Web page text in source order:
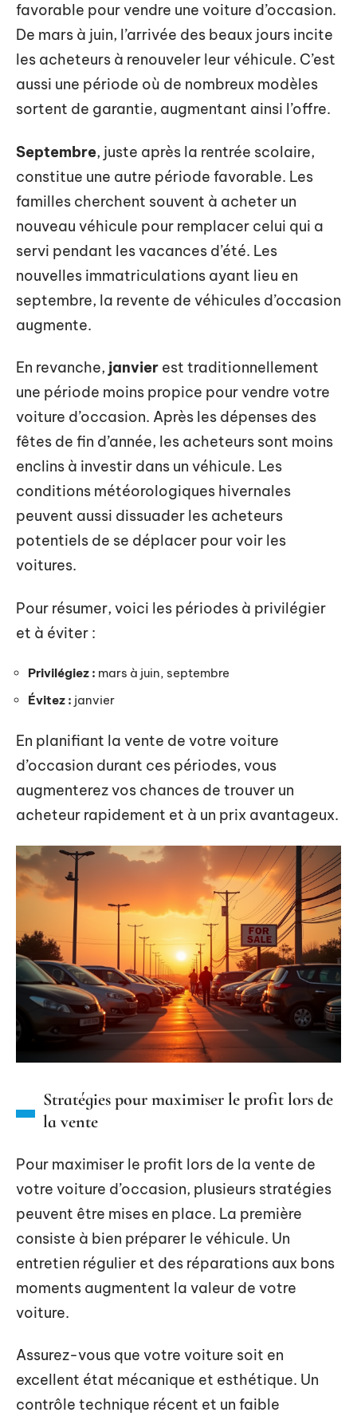
favorable pour vendre une voiture d’occasion.
De mars à juin, l’arrivée des beaux jours incite
les acheteurs à renouveler leur véhicule. C’est
aussi une période où de nombreux modèles
sortent de garantie, augmentant ainsi l’offre.
Septembre, juste après la rentrée scolaire,
constitue une autre période favorable. Les
familles cherchent souvent à acheter un
nouveau véhicule pour remplacer celui qui a
servi pendant les vacances d’été. Les
nouvelles immatriculations ayant lieu en
septembre, la revente de véhicules d’occasion
augmente.
En revanche, janvier est traditionnellement
une période moins propice pour vendre votre
voiture d’occasion. Après les dépenses des
fêtes de fin d’année, les acheteurs sont moins
enclins à investir dans un véhicule. Les
conditions météorologiques hivernales
peuvent aussi dissuader les acheteurs
potentiels de se déplacer pour voir les
voitures.
Pour résumer, voici les périodes à privilégier
et à éviter :
Privilégiez : mars à juin, septembre
Évitez : janvier
En planifiant la vente de votre voiture
d’occasion durant ces périodes, vous
augmenterez vos chances de trouver un
acheteur rapidement et à un prix avantageux.
Stratégies pour maximiser le profit lors de
la vente
Pour maximiser le profit lors de la vente de
votre voiture d’occasion, plusieurs stratégies
peuvent être mises en place. La première
consiste à bien préparer le véhicule. Un
entretien régulier et des réparations aux bons
moments augmentent la valeur de votre
voiture.
Assurez-vous que votre voiture soit en
excellent état mécanique et esthétique. Un
contrôle technique récent et un faible